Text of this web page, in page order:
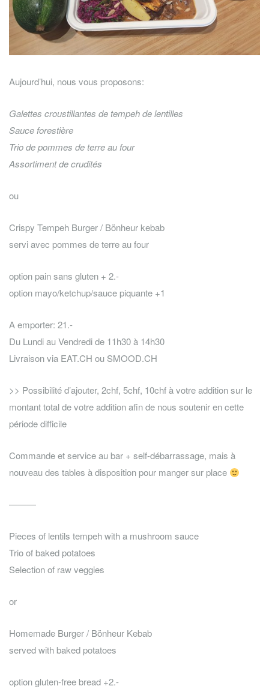
Aujourd’hui, nous vous proposons:
Galettes croustillantes de tempeh de lentilles
Sauce forestière
Trio de pommes de terre au four
Assortiment de crudités
ou
Crispy Tempeh Burger / Bönheur kebab
servi avec pommes de terre au four
option pain sans gluten + 2.-
option mayo/ketchup/sauce piquante +1
A emporter: 21.-
Du Lundi au Vendredi de 11h30 à 14h30
Livraison via EAT.CH ou SMOOD.CH
>> Possibilité d’ajouter, 2chf, 5chf, 10chf à votre addition sur le
montant total de votre addition afin de nous soutenir en cette
période difficile
Commande et service au bar + self-débarrassage, mais à
nouveau des tables à disposition pour manger sur place
———
Pieces of lentils tempeh with a mushroom sauce
Trio of baked potatoes
Selection of raw veggies
or
Homemade Burger / Bönheur Kebab
served with baked potatoes
option gluten-free bread +2.-